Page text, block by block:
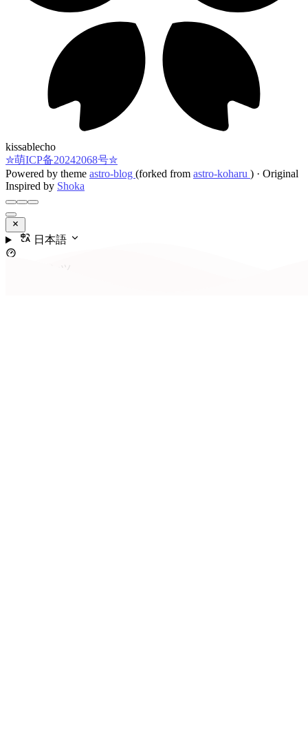
kissablecho
✮萌ICP备20242068号✮
Powered by theme astro-blog (forked from astro-koharu ) · Original
Inspired by Shoka
日本語
コンテンツ